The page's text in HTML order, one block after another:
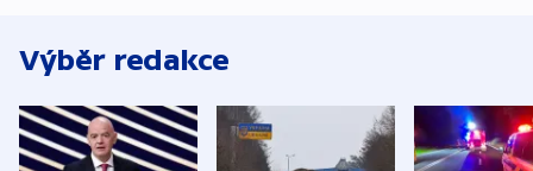
Výběr redakce